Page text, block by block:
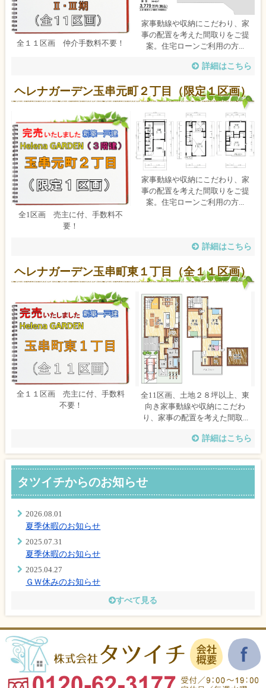
全１１区画 仲介手数料不要！
家事動線や収納にこだわり、家
事の配置を考えた間取りをご提
案。住宅ローンご利用の方...
詳細はこちら
ヘレナガーデン玉串元町２丁目（限定１区画）
全1区画 売主に付、手数料不
要！
家事動線や収納にこだわり、家
事の配置を考えた間取りをご提
案。住宅ローンご利用の方...
詳細はこちら
ヘレナガーデン玉串町東１丁目（全１１区画）
全１１区画 売主に付、手数料
不要！
全11区画、土地２８坪以上、東
向き家事動線や収納にこだわ
り、家事の配置を考えた間取...
詳細はこちら
タツイチからのお知らせ
2026.08.01
夏季休暇のお知らせ
2025.07.31
夏季休暇のお知らせ
2025.04.27
ＧＷ休みのお知らせ
すべて見る